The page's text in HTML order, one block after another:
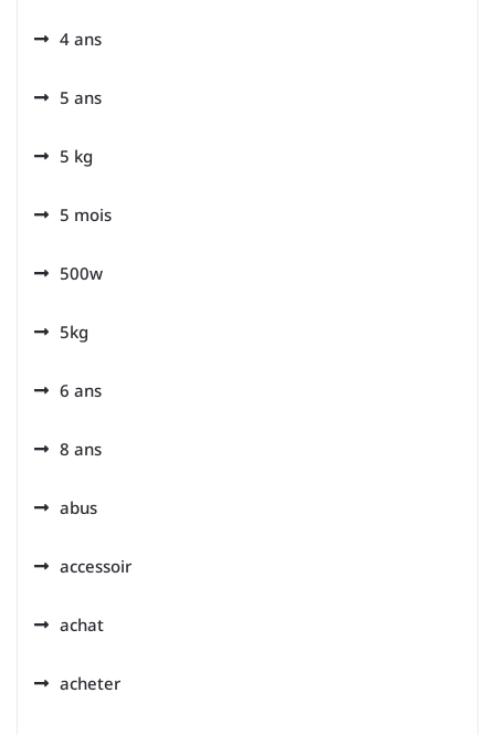
4 ans
5 ans
5 kg
5 mois
500w
5kg
6 ans
8 ans
abus
accessoir
achat
acheter